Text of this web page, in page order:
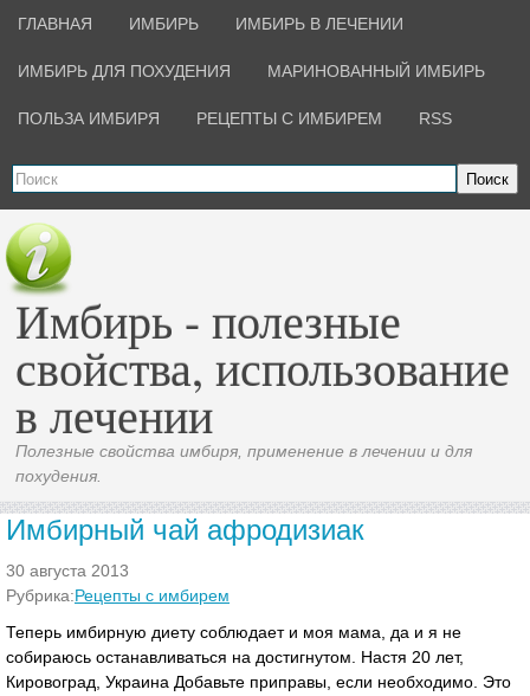
ГЛАВНАЯ ИМБИРЬ ИМБИРЬ В ЛЕЧЕНИИ
ИМБИРЬ ДЛЯ ПОХУДЕНИЯ МАРИНОВАННЫЙ ИМБИРЬ
ПОЛЬЗА ИМБИРЯ РЕЦЕПТЫ С ИМБИРЕМ RSS
Поиск
Имбирь - полезные
свойства, использование
в лечении
Полезные свойства имбиря, применение в лечении и для
похудения.
Имбирный чай афродизиак
30 августа 2013
Рубрика:Рецепты с имбирем
Теперь имбирную диету соблюдает и моя мама, да и я не
собираюсь останавливаться на достигнутом. Настя 20 лет,
Кировоград, Украина Добавьте приправы, если необходимо. Это